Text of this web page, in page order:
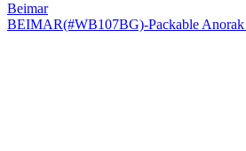
Beimar
BEIMAR(#WB107BG)-Packable Anorak